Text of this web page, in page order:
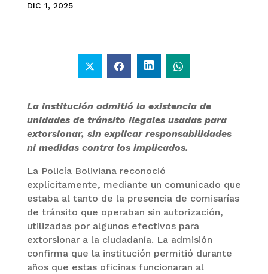
DIC 1, 2025
La institución admitió la existencia de
unidades de tránsito ilegales usadas para
extorsionar, sin explicar responsabilidades
ni medidas contra los implicados.
La Policía Boliviana reconoció
explícitamente, mediante un comunicado que
estaba al tanto de la presencia de comisarías
de tránsito que operaban sin autorización,
utilizadas por algunos efectivos para
extorsionar a la ciudadanía. La admisión
confirma que la institución permitió durante
años que estas oficinas funcionaran al